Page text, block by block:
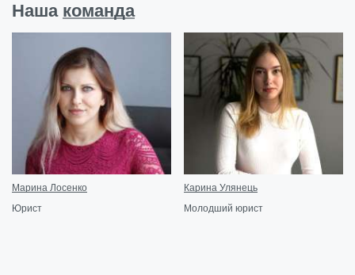
Наша команда
Марина Лосенко
Юрист
Карина Улянець
Молодший юрист